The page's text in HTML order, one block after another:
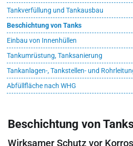
Tankverfüllung und Tankausbau
Beschichtung von Tanks
Einbau von Innenhüllen
Tankumrüstung, Tanksanierung
Tankanlagen-, Tankstellen- und
Abfüllfläche nach WHG
Beschichtung von
Wirksamer Schutz vor